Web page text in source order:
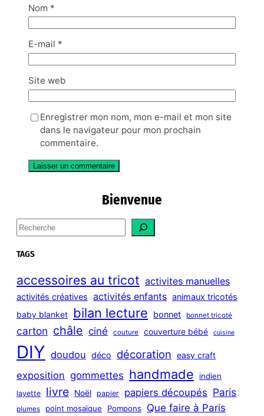
Nom *
E-mail *
Site web
Enregistrer mon nom, mon e-mail et mon site
dans le navigateur pour mon prochain
commentaire.
Bienvenue
S
e
a
c
h
TAGS
accessoires au tricot activites manuelles
activités créatives activités enfants animaux tricotés
baby blanket bilan lecture bonnet bonnet tricoté
carton châle ciné couture couverture bébé cuisine
DIY doudou déco décoration easy craft
exposition gommettes handmade indien
layette livre Noël papier papiers découpés Paris
plumes point mosaïque Pompons Que faire à Paris